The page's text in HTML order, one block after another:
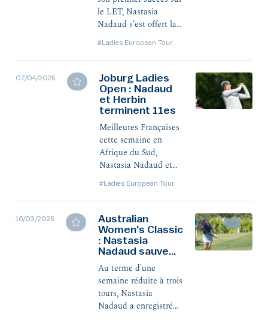
le LET, Nastasia
Nadaud s’est offert la
circuit en signant une
belle 2e place en
Belgique.
#Ladies European Tour
07/04/2025
Joburg Ladies
Open : Nadaud
et Herbin
terminent 11es
Meilleures Françaises
cette semaine en
Afrique du Sud,
Nastasia Nadaud et
du Joburg Ladies
Open, remporté par
l’Anglaise Mimi
Rhodes.
#Ladies European Tour
16/03/2025
Australian
Women's Classic
: Nastasia
Nadaud sauve
une 16e place
Au terme d'une
semaine réduite à trois
tours, Nastasia
Nadaud a enregistré